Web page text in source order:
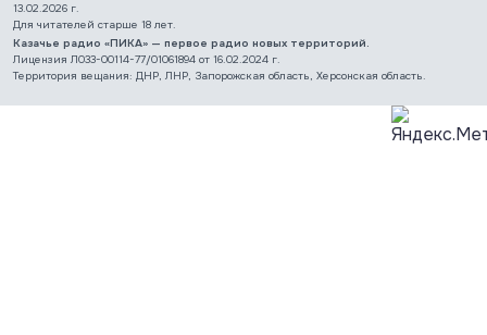
13.02.2026 г.
Для читателей старше 18 лет.
Казачье радио «ПИКА» — первое радио новых территорий.
Лицензия Л033-00114-77/01061894 от 16.02.2024 г.
Территория вещания: ДНР, ЛНР, Запорожская область, Херсонская область.